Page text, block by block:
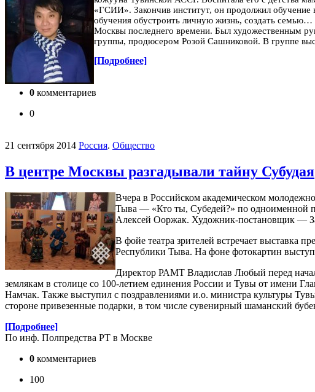
«ГСИИ». Закончив институт, он продолжил обучение
обучения обустроить личную жизнь, создать семью…
Москвы последнего времени. Был художественным
группы, продюсером Розой Сашниковой. В группе
[Подробнее]
0 комментариев
0
21 сентября 2014 Россия. Общество
В центре Москвы разгадывали тайну Субудая
Вчера в Российском академическом
Тыва — «Кто ты, Субедей?» по одноименной
Алексей Ооржак. Художник-постановщик —
В фойе театра зрителей встречает
Республики Тыва. На фоне фотокартин
Директор РАМТ Владислав Любый перед
землякам в столице со 100-летием единения России и Тувы от имени
Намчак. Также выступил с поздравлениями и.о. министра культуры
стороне привезенные подарки, в том числе сувенирный шаманский
[Подробнее]
По инф. Полпредства РТ в Москве
0 комментариев
100